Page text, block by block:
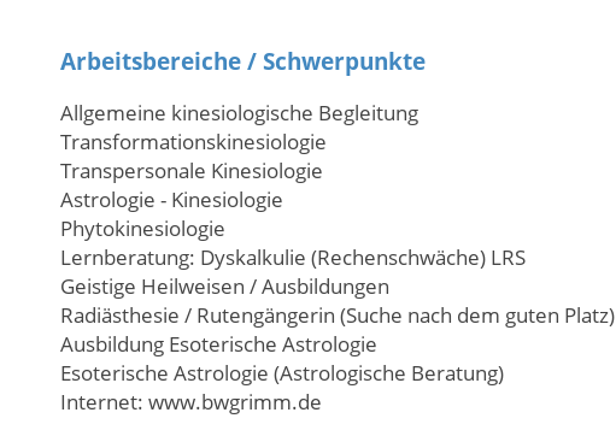
Arbeitsbereiche / Schwerpunkte
Allgemeine kinesiologische Begleitung
Transformationskinesiologie
Transpersonale Kinesiologie
Astrologie - Kinesiologie
Phytokinesiologie
Lernberatung: Dyskalkulie (Rechenschwäche) LRS
Geistige Heilweisen / Ausbildungen
Radiästhesie / Rutengängerin (Suche nach dem guten Platz)
Ausbildung Esoterische Astrologie
Esoterische Astrologie (Astrologische Beratung)
Internet: www.bwgrimm.de